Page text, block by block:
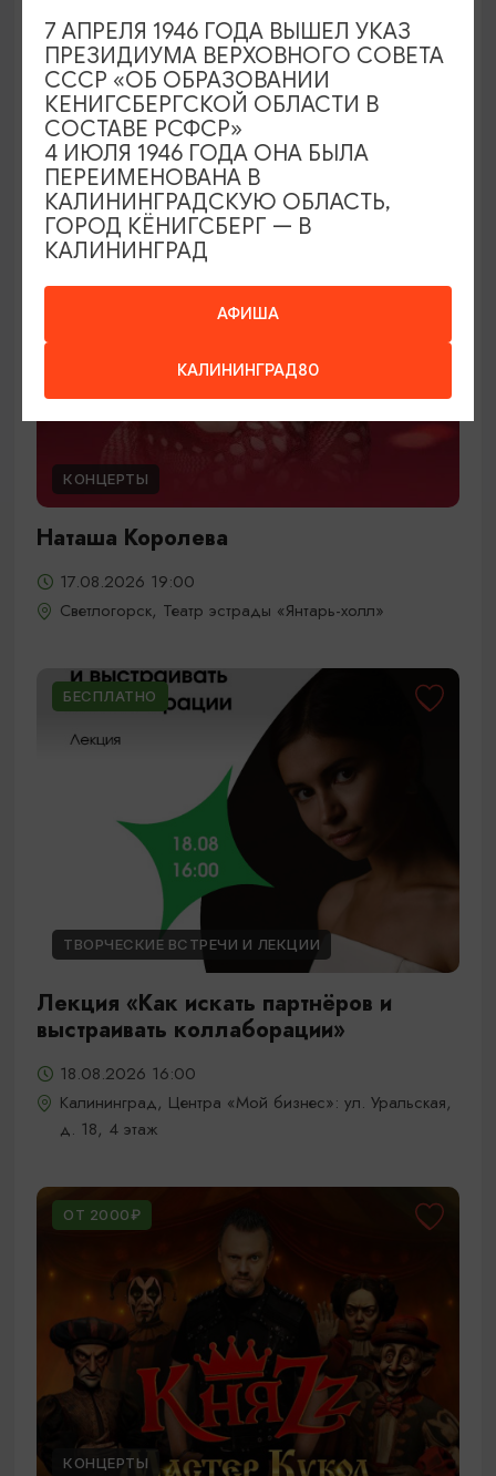
Сестры
16.08.2026 19.00
Калининград, Калининградский камерный театр
«Третий этаж» (сцена ЧЕРДАК)
ОТ 2500₽
КОНЦЕРТЫ
Наташа Королева
17.08.2026 19:00
Светлогорск, Театр эстрады «Янтарь-холл»
БЕСПЛАТНО
ТВОРЧЕСКИЕ ВСТРЕЧИ И ЛЕКЦИИ
Лекция «Как искать партнёров и
выстраивать коллаборации»
18.08.2026 16:00
Калининград, Центра «Мой бизнес»: ул. Уральская,
д. 18, 4 этаж
ОТ 2000₽
КОНЦЕРТЫ
АФИША
КАЛИНИНГРАД80
7 АПРЕЛЯ 1946 ГОДА ВЫШЕЛ УКАЗ
ПРЕЗИДИУМА ВЕРХОВНОГО СОВЕТА
СССР «ОБ ОБРАЗОВАНИИ
КЕНИГСБЕРГСКОЙ ОБЛАСТИ В
СОСТАВЕ РСФСР»
4 ИЮЛЯ 1946 ГОДА ОНА БЫЛА
ПЕРЕИМЕНОВАНА В
КАЛИНИНГРАДСКУЮ ОБЛАСТЬ,
ГОРОД КЁНИГСБЕРГ — В
КАЛИНИНГРАД